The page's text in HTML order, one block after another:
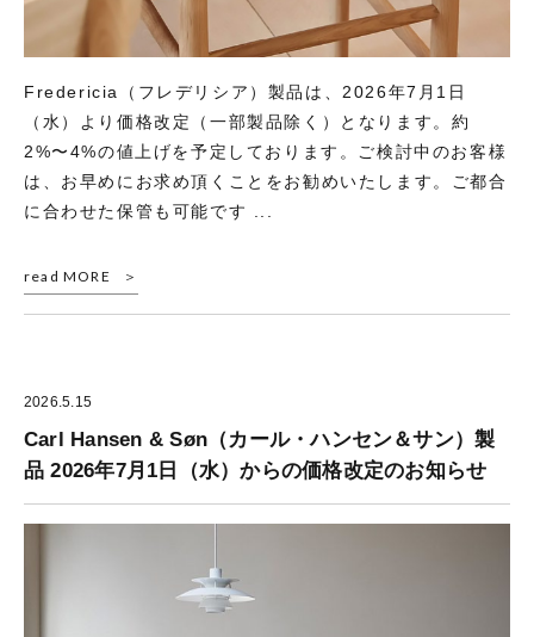
Fredericia（フレデリシア）製品は、2026年7月1日
（水）より価格改定（一部製品除く）となります。約
2%〜4%の値上げを予定しております。ご検討中のお客様
は、お早めにお求め頂くことをお勧めいたします。ご都合
に合わせた保管も可能です ...
read MORE
2026.5.15
Carl Hansen & Søn（カール・ハンセン＆サン）製
品 2026年7月1日（水）からの価格改定のお知らせ